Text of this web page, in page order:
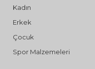
Kadın
Erkek
Çocuk
Spor Malzemeleri